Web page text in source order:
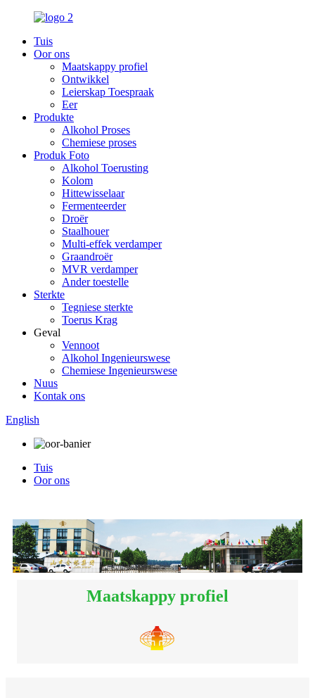
Tuis
Oor ons
Maatskappy profiel
Ontwikkel
Leierskap Toespraak
Eer
Produkte
Alkohol Proses
Chemiese proses
Produk Foto
Alkohol Toerusting
Kolom
Hittewisselaar
Fermenteerder
Droër
Staalhouer
Multi-effek verdamper
Graandroër
MVR verdamper
Ander toestelle
Sterkte
Tegniese sterkte
Toerus Krag
Geval
Vennoot
Alkohol Ingenieurswese
Chemiese Ingenieurswese
Nuus
Kontak ons
English
Tuis
Oor ons
Maatskappy profiel